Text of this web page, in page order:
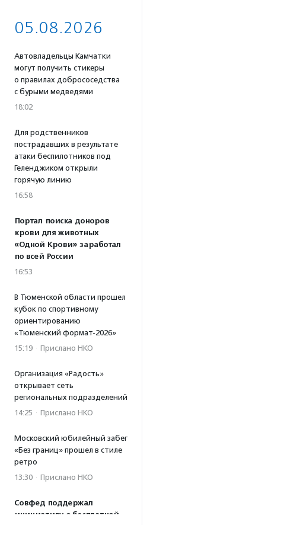
05.08.2026
Автовладельцы Камчатки
могут получить стикеры
о правилах добрососедства
с бурыми медведями
18:02
Для родственников
пострадавших в результате
атаки беспилотников под
Геленджиком открыли
горячую линию
16:58
Портал поиска доноров
крови для животных
«Одной Крови» заработал
по всей России
16:53
В Тюменской области прошел
кубок по спортивному
ориентированию
«Тюменский формат-2026»
15:19 · Прислано НКО
Организация «Радость»
открывает сеть
региональных подразделений
14:25 · Прислано НКО
Московский юбилейный забег
«Без границ» прошел в стиле
ретро
13:30 · Прислано НКО
Совфед поддержал
инициативу о бесплатной